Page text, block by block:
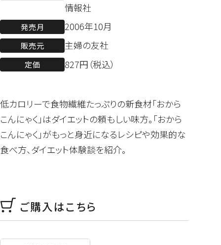
情報社
発売月 2006年10月
販売元 主婦の友社
定価 827円（税込）
低カロリーで食物繊維たっぷりの新食材「おから
こんにゃく」はダイエットの頼もしい味方。「おから
こんにゃく」がもっと身近になるレシピや効果的な
食べ方、ダイエット体験談を紹介。
ご購入はこちら